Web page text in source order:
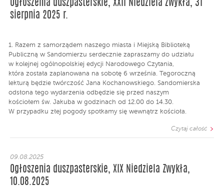
Ogłoszenia duszpasterskie, XXII Niedziela zwykła, 31
sierpnia 2025 r.
1. Razem z samorządem naszego miasta i Miejską Biblioteką
Publiczną w Sandomierzu serdecznie zapraszamy do udziału
w kolejnej ogólnopolskiej edycji Narodowego Czytania,
która została zaplanowana na sobotę 6 września. Tegoroczną
lekturą będzie twórczość Jana Kochanowskiego. Sandomierska
odsłona tego wydarzenia odbędzie się przed naszym
kościołem św. Jakuba w godzinach od 12.00 do 14.30.
W przypadku złej pogody spotkamy się wewnątrz kościoła.
Czytaj całość
09.08.2025
Ogłoszenia duszpasterskie, XIX Niedziela Zwykła,
10.08.2025